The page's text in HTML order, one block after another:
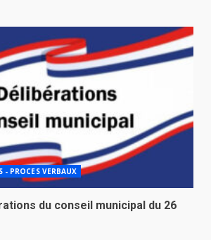
- PROCES VERBAUX
du conseil municipal du 26